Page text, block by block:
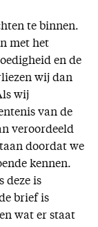
te binnen.
met het
en de
wij dan
wij
van de
veroordeeld
doordat we
kennen.
deze is
brief is
wat er staat